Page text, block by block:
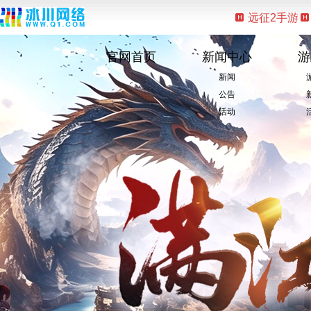
远征2手游
官网首页 新闻中心
新闻
公告
活动